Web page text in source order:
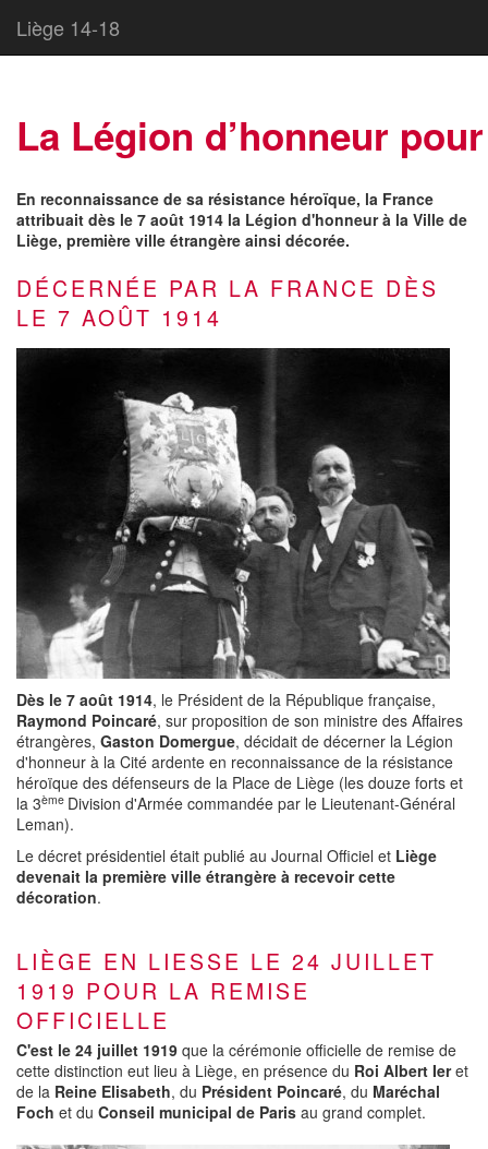
Liège 14-18
La Légion d’honneur
En reconnaissance de sa résistance héroïque, la France
attribuait dès le 7 août 1914 la Légion d'honneur à la Ville de
Liège, première ville étrangère ainsi décorée.
DÉCERNÉE PAR LA FRANCE DÈS
LE 7 AOÛT 1914
Dès le 7 août 1914, le Président de la République française,
Raymond Poincaré, sur proposition de son ministre des Affaires
étrangères, Gaston Domergue, décidait de décerner la Légion
d'honneur à la Cité ardente en reconnaissance de la résistance
héroïque des défenseurs de la Place de Liège (les douze forts et
la 3ème Division d'Armée commandée par le Lieutenant-Général
Leman).
Le décret présidentiel était publié au Journal Officiel et Liège
devenait la première ville étrangère à recevoir cette
décoration.
LIÈGE EN LIESSE LE 24 JUILLET
1919 POUR LA REMISE
OFFICIELLE
C'est le 24 juillet 1919 que la cérémonie officielle de remise de
cette distinction eut lieu à Liège, en présence du Roi Albert Ieret
de la Reine Elisabeth, du Président Poincaré, du Maréchal
Foch et du Conseil municipal de Paris au grand complet.